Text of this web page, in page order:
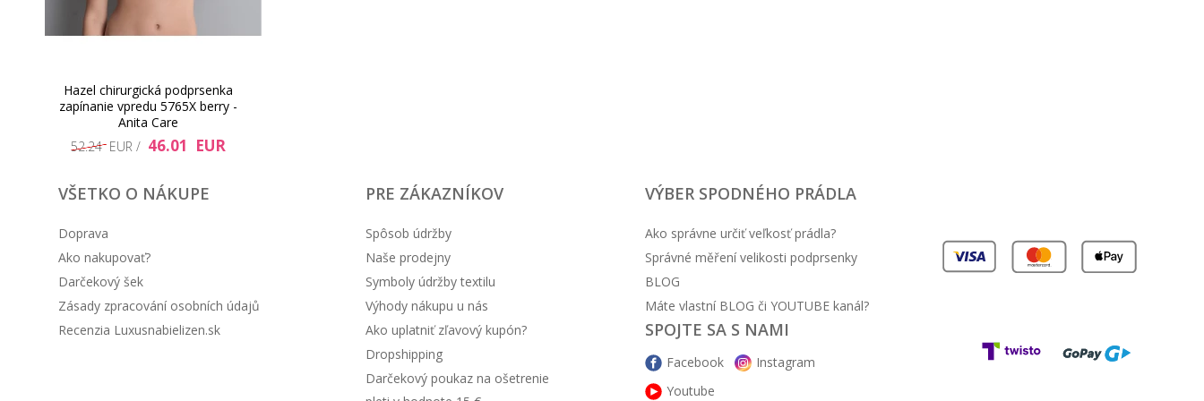
Hazel chirurgická podprsenka
zapínanie vpredu 5765X berry -
Anita Care
52.24 EUR / 46.01 EUR
VŠETKO O NÁKUPE
Doprava
Ako nakupovať?
Darčekový šek
Zásady zpracování osobních údajů
Recenzia Luxusnabielizen.sk
PRE ZÁKAZNÍKOV
Spôsob údržby
Naše prodejny
Symboly údržby textilu
Výhody nákupu u nás
Ako uplatniť zľavový kupón?
Dropshipping
Darčekový poukaz na ošetrenie
VÝBER SPODNÉHO PRÁDLA
Ako správne určiť veľkosť prádla?
Správné měření velikosti podprsenky
BLOG
Máte vlastní BLOG či YOUTUBE kanál?
SPOJTE SA S NAMI
Facebook
Instagram
Youtube